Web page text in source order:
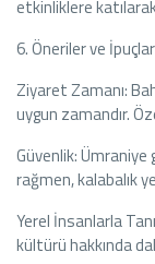
etkinliklere
6. Öneriler ve
Ziyaret Zamanı:
uygun zamandır.
Güvenlik: Ümraniye
rağmen, kalabalık
Yerel İnsanlarla
kültürü hakkında